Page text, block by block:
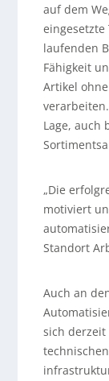
auf dem
laufenden
Fähigkeit
Artikel
Lage, auch
„Die
motiviert
Standort
Auch an
sich